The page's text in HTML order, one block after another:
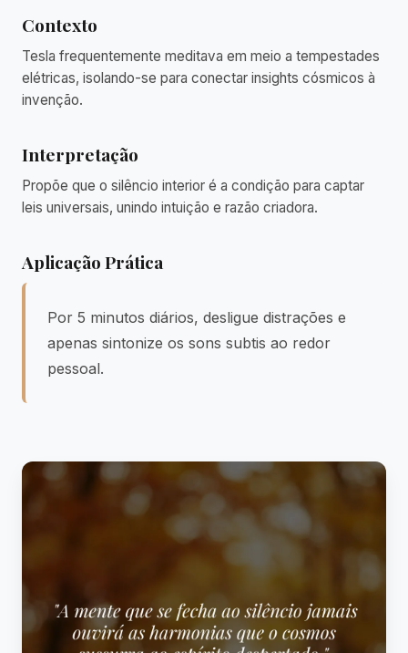
Contexto
Tesla frequentemente meditava em meio a tempestades
elétricas, isolando-se para conectar insights cósmicos à
invenção.
Interpretação
Propõe que o silêncio interior é a condição para captar
leis universais, unindo intuição e razão criadora.
Aplicação Prática
Por 5 minutos diários, desligue distrações e
apenas sintonize os sons subtis ao redor
pessoal.